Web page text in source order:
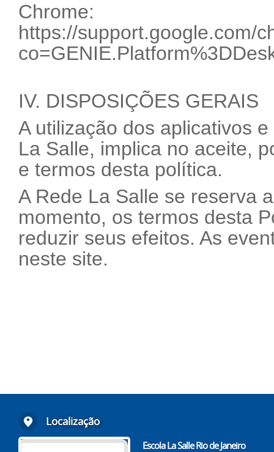
Chrome:
https://support.google.com/
IV. DISPOSIÇÕES GERAIS
A utilização dos aplicativos
La Salle, implica no aceite,
e termos desta política.
A Rede La Salle se reserva
momento, os termos desta
reduzir seus efeitos. As
neste site.
Localização
Escola La Salle Rio de Janeiro